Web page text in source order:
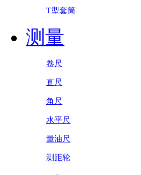
T型套筒
测量
卷尺
直尺
角尺
水平尺
量油尺
测距轮